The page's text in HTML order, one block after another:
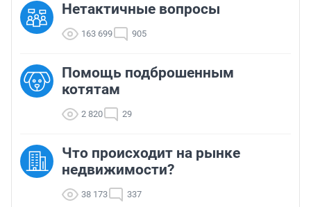
Нетактичные вопросы
163 699 905
Помощь подброшенным
котятам
2 820 29
Что происходит на рынке
недвижимости?
38 173 337